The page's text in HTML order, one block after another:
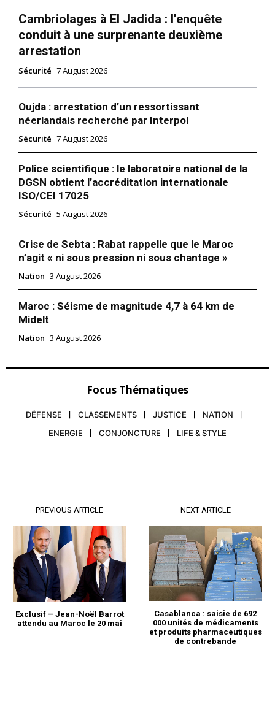
Cambriolages à El Jadida : l’enquête
conduit à une surprenante deuxième
arrestation
Sécurité 7 August 2026
Oujda : arrestation d’un ressortissant
néerlandais recherché par Interpol
Sécurité 7 August 2026
Police scientifique : le laboratoire national de la
DGSN obtient l’accréditation internationale
ISO/CEI 17025
Sécurité 5 August 2026
Crise de Sebta : Rabat rappelle que le Maroc
n’agit « ni sous pression ni sous chantage »
Nation 3 August 2026
Maroc : Séisme de magnitude 4,7 à 64 km de
Midelt
Nation 3 August 2026
Focus Thématiques
DÉFENSE CLASSEMENTS JUSTICE
NATION
ENERGIE
CONJONCTURE LIFE & STYLE
PREVIOUS ARTICLE
Exclusif – Jean-Noël Barrot
attendu au Maroc le 20 mai
NEXT ARTICLE
Casablanca : saisie de 692
000 unités de médicaments
et produits pharmaceutiques
de contrebande